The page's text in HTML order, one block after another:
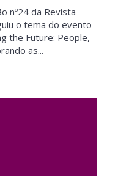
nº24 da Revista
o tema do evento
the Future: People,
as...